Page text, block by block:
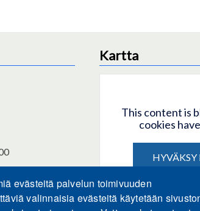
Kartta
This content is
cookies
HYVÄKSY
evästeitä palvelun toimivuuden
valinnaisia evästeitä käytetään